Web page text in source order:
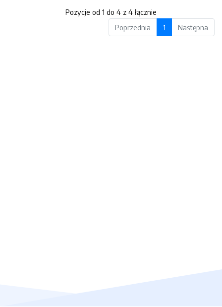
Pozycje od 1 do 4 z 4 łącznie
Poprzednia
1 Następna